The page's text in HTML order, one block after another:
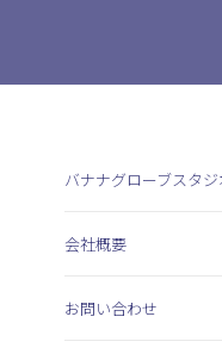
バナナグローブスタ
会社概要
お問い合わせ